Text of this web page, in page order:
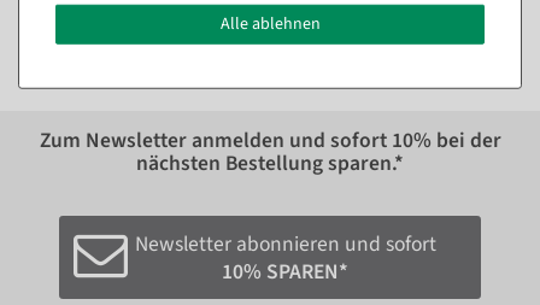
119,95 EUR zzgl. ges. MwSt.
Zum Newsletter anmelden und sofort 10% bei der
nächsten Bestellung sparen.*
Newsletter abonnieren und sofort
10% SPAREN*
Alle ablehnen